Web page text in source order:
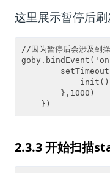
这里展示暂停后刷
//因为暂停后会涉及到
},1000)
})
2.3.3开始扫描